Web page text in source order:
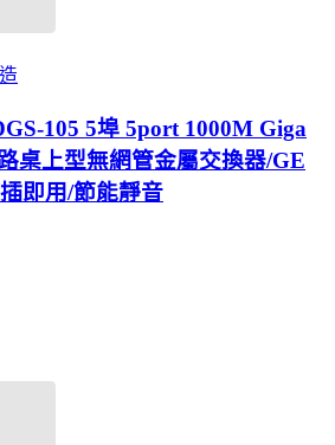
105 5埠 5port 1000M Giga
桌上型無網管金屬交換器/GE
即用/節能靜音